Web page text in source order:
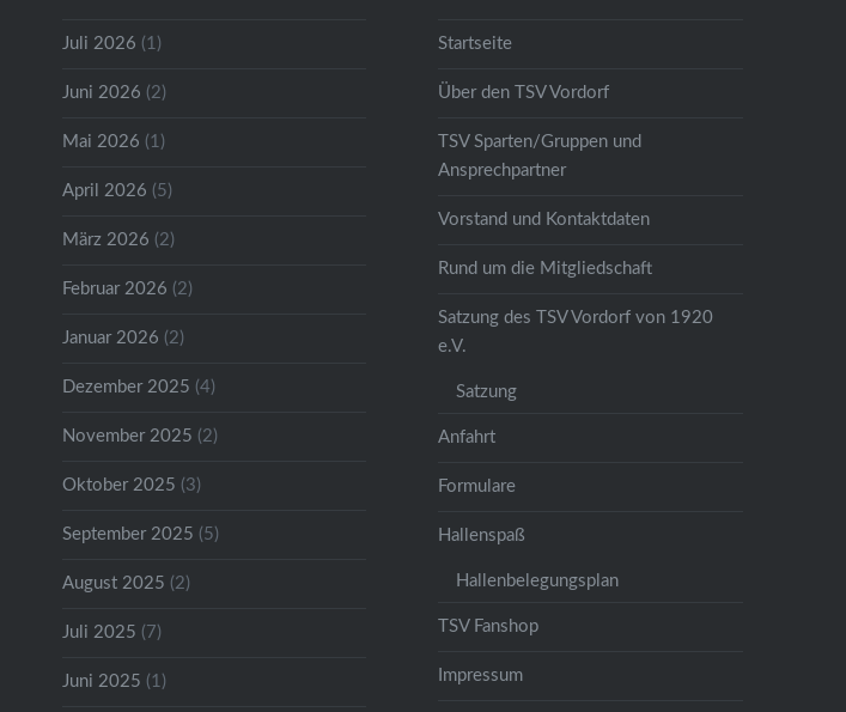
Juli 2026 (1)
Juni 2026 (2)
Mai 2026 (1)
April 2026 (5)
März 2026 (2)
Februar 2026 (2)
Januar 2026 (2)
Dezember 2025 (4)
November 2025 (2)
Oktober 2025 (3)
September 2025 (5)
August 2025 (2)
Juli 2025 (7)
Juni 2025 (1)
Startseite
Über den TSV Vordorf
TSV Sparten/Gruppen und
Ansprechpartner
Vorstand und Kontaktdaten
Rund um die Mitgliedschaft
Satzung des TSV Vordorf von 1920
e.V.
Satzung
Anfahrt
Formulare
Hallenspaß
Hallenbelegungsplan
TSV Fanshop
Impressum